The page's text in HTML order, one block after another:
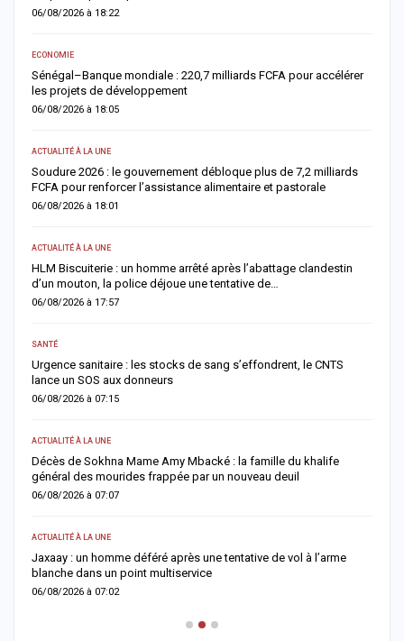
2026 à 18:22
mondiale : 220,7 milliards FCFA pour accélérer
de développement
2026 à 18:05
À LA UNE
2026 : le gouvernement débloque plus de 7,2 milliards
pour renforcer l’assistance alimentaire et pastorale
2026 à 18:01
À LA UNE
Biscuiterie : un homme arrêté après l’abattage clandestin
mouton, la police déjoue une tentative de…
2026 à 17:57
sanitaire : les stocks de sang s’effondrent, le CNTS
un SOS aux donneurs
2026 à 07:15
À LA UNE
de Sokhna Mame Amy Mbacké : la famille du khalife
des mourides frappée par un nouveau deuil
2026 à 07:07
À LA UNE
: un homme déféré après une tentative de vol à l’arme
dans un point multiservice
2026 à 07:02
Offense au
Respect de
Vacances
Météo :
Insécurité